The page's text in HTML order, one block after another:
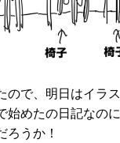
ので、明日はイラ
始めたの日記なの
ろうか！